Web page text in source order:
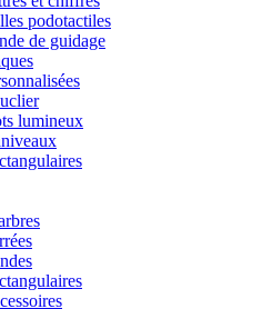
podotactiles
de guidage
lumineux